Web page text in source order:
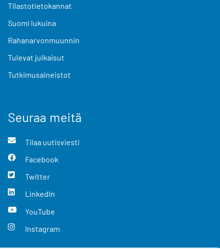
Tilastotietokannat
Suomi lukuina
Rahanarvonmuunnin
Tulevat julkaisut
Tutkimusaineistot
Seuraa meitä
Tilaa uutisviesti
Facebook
Twitter
LinkedIn
YouTube
Instagram